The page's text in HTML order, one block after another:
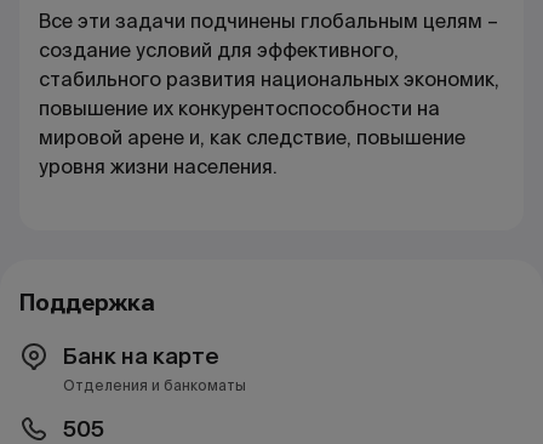
Все эти задачи подчинены глобальным целям –
создание условий для эффективного,
стабильного развития национальных экономик,
повышение их конкурентоспособности на
мировой арене и, как следствие, повышение
уровня жизни населения.
Поддержка
Банк на карте
Отделения и банкоматы
505